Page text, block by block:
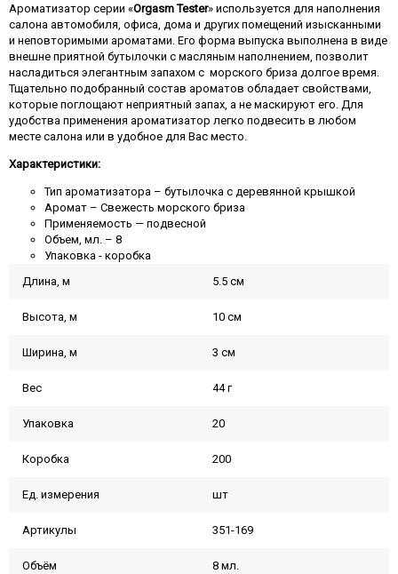
Ароматизатор серии «Orgasm Tester» используется для наполнения
салона автомобиля, офиса, дома и других помещений изысканными
и неповторимыми ароматами. Его форма выпуска выполнена в виде
внешне приятной бутылочки с масляным наполнением, позволит
насладиться элегантным запахом с морского бриза долгое время.
Тщательно подобранный состав ароматов обладает свойствами,
которые поглощают неприятный запах, а не маскируют его. Для
удобства применения ароматизатор легко подвесить в любом
месте салона или в удобное для Вас место.
Характеристики:
Тип ароматизатора – бутылочка с деревянной крышкой
Аромат – Свежесть морского бриза
Применяемость — подвесной
Объем, мл. – 8
Упаковка - коробка
Длина, м
5.5 см
Высота, м 10 см
Ширина, м 3 см
Вес 44 г
Упаковка 20
Коробка 200
Ед. измерения шт
Артикулы 351-169
Объём 8 мл.